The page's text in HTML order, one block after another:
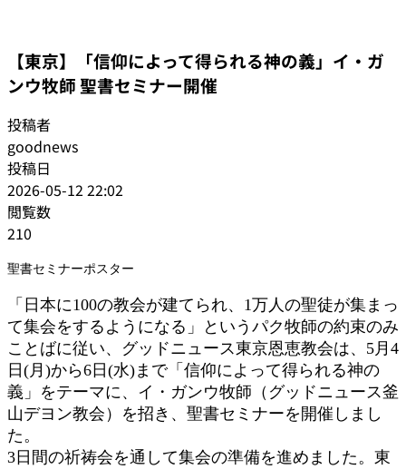
【東京】「信仰によって得られる神の義」イ・ガ
ンウ牧師 聖書セミナー開催
投稿者
goodnews
投稿日
2026-05-12 22:02
閲覧数
210
聖書セミナーポスター
「日本に100の教会が建てられ、1万人の聖徒が集まっ
て集会をするようになる」というパク牧師の約束のみ
ことばに従い、グッドニュース東京恩恵教会は、5月4
日(月)から6日(水)まで「信仰によって得られる神の
義」をテーマに、イ・ガンウ牧師（グッドニュース釜
山デヨン教会）を招き、聖書セミナーを開催しまし
た。
3日間の祈祷会を通して集会の準備を進めました。東